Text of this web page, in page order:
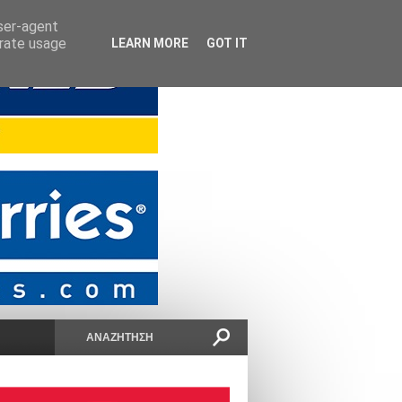
agent
usage
LEARN MORE GOT IT